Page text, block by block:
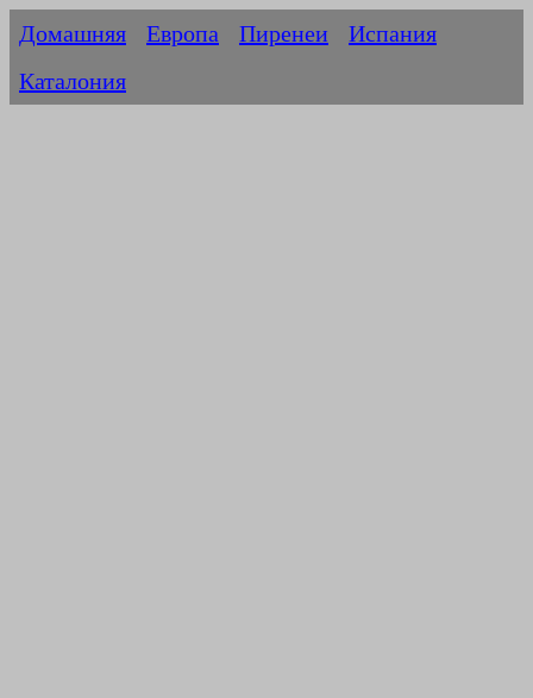
Домашняя Европа Пиренеи
Испания
Каталония